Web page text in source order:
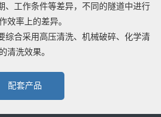
、工作条件等差异，不同的隧道中进行
效率上的差异。
综合采用高压清洗、机械破碎、化学清
清洗效果。
配套产品